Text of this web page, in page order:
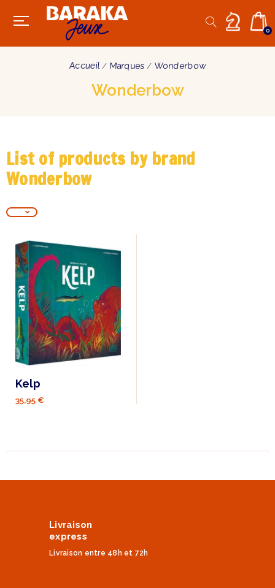
0
Accueil Marques Wonderbow
Wonderbow
List of products by brand
Wonderbow
Kelp
35,95 €
Livraison
express
Livraison entre 48h et 72h